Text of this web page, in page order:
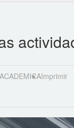
ACADEMICAImprimir